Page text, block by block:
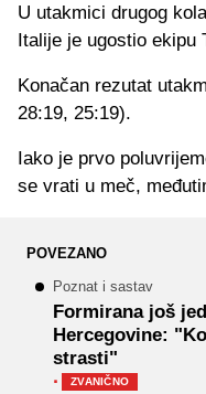
U utakmici drugog
Italije je ugostio ekipu
Konačan rezutat
28:19, 25:19).
Iako je prvo
se vrati u meč,
POVEZANO
Poznat i sastav
Formirana još
Hercegovine:
strasti"
· ZVANIČNO